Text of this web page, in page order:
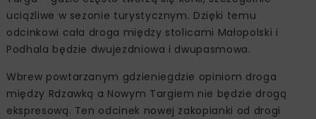
uciążliwe w sezonie turystycznym. Dzięki temu
odcinkowi cała droga między stolicami Małopolski i
Podhala będzie dwujezdniowa i dwupasmowa.
Wbrew powtarzanym gdzieniegdzie opiniom droga
między Rdzawką a Nowym Targiem nie będzie drogą
ekspresową. Ten odcinek nowej zakopianki od drogi